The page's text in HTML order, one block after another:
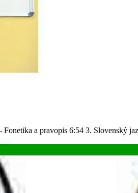
a pravopis 6:54 3. Slovenský